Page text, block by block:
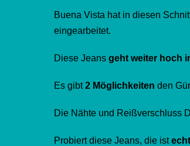
Buena Vista hat in diesen
eingearbeitet.
Diese Jeans geht weiter hoch
Es gibt2 Möglichkeiten den
Die Nähte und Reißverschluss
Probiert diese Jeans, die ist